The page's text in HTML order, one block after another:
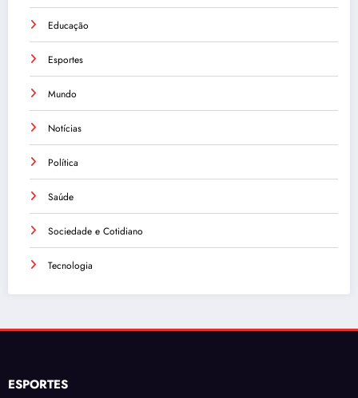
Educação
Esportes
Mundo
Notícias
Política
Saúde
Sociedade e Cotidiano
Tecnologia
ESPORTES